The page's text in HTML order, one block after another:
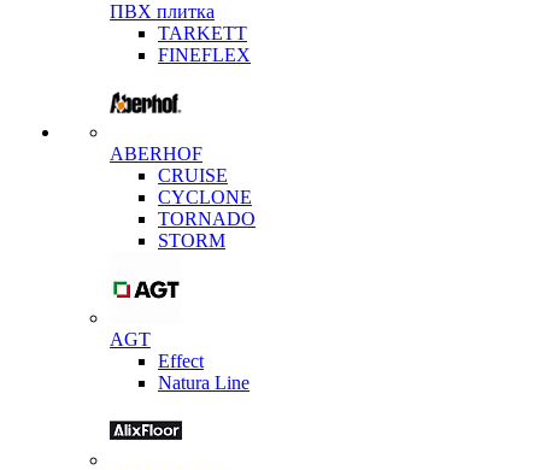
ПВХ плитка
TARKETT
FINEFLEX
ABERHOF
CRUISE
CYCLONE
TORNADO
STORM
AGT
Effect
Natura Line